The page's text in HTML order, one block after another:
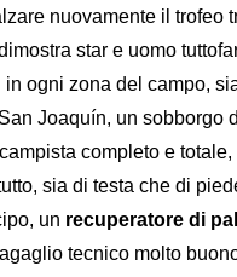
nuovamente il trofeo
star e uomo
in ogni zona del campo,
Joaquín, un sobborgo
completo e
sia di testa che di
un recuperatore di
tecnico molto